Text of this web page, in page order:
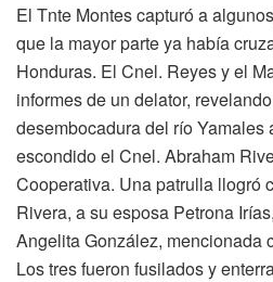
El Tnte Montes capturó a
que la mayor parte ya había
Honduras. El Cnel. Reyes y el
informes de un delator,
desembocadura del río Yamales
escondido el Cnel. Abraham
Cooperativa. Una patrulla llogró
Rivera, a su esposa Petrona
Angelita González, mencionada
Los tres fueron fusilados y